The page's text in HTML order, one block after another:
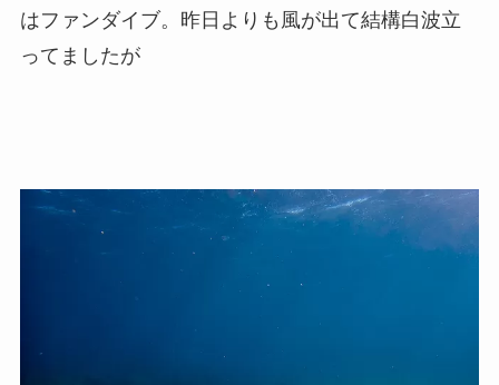
はファンダイブ。昨日よりも風が出て結構白波立
ってましたが